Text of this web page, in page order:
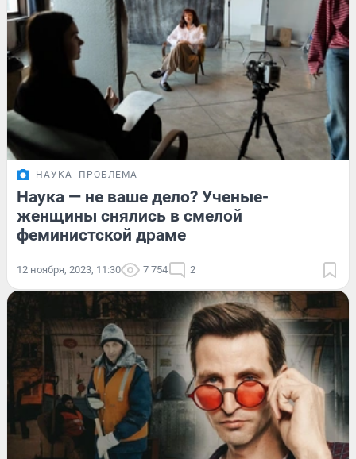
НАУКА ПРОБЛЕМА
Наука — не ваше дело? Ученые-
женщины снялись в смелой
феминистской драме
12 ноября, 2023, 11:30 7 754 2